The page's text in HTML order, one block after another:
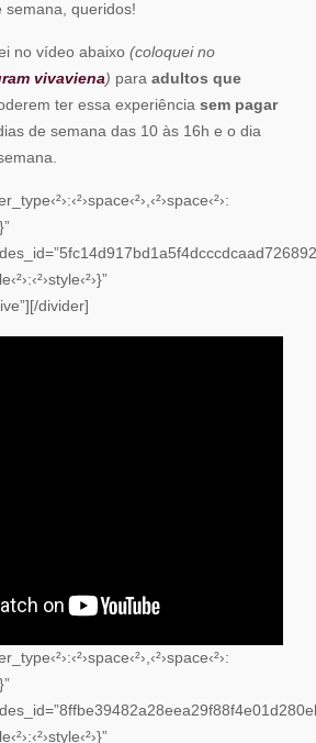
semana, queridos!
no vídeo abaixo (coloquei no
vivaviena) para adultos que
ter essa experiência sem pagar
de semana das 10 às 16h e o dia
divider]